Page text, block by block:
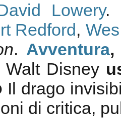
Lowery.
Redford,
. Avventura
Walt Disney
Il drago
di critica,